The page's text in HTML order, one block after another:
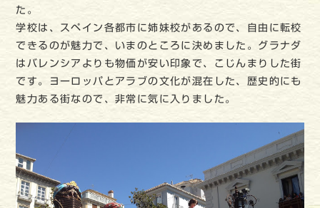
た。
学校は、スペイン各都市に姉妹校があるので、自由に転校
できるのが魅力で、いまのところに決めました。グラナダ
はバレンシアよりも物価が安い印象で、こじんまりした街
です。ヨーロッパとアラブの文化が混在した、歴史的にも
魅力ある街なので、非常に気に入りました。